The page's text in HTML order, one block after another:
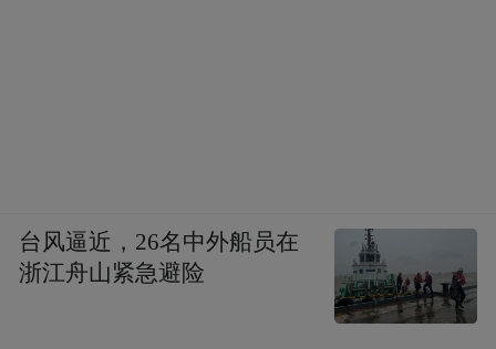
台风逼近，26名中外船员在
浙江舟山紧急避险